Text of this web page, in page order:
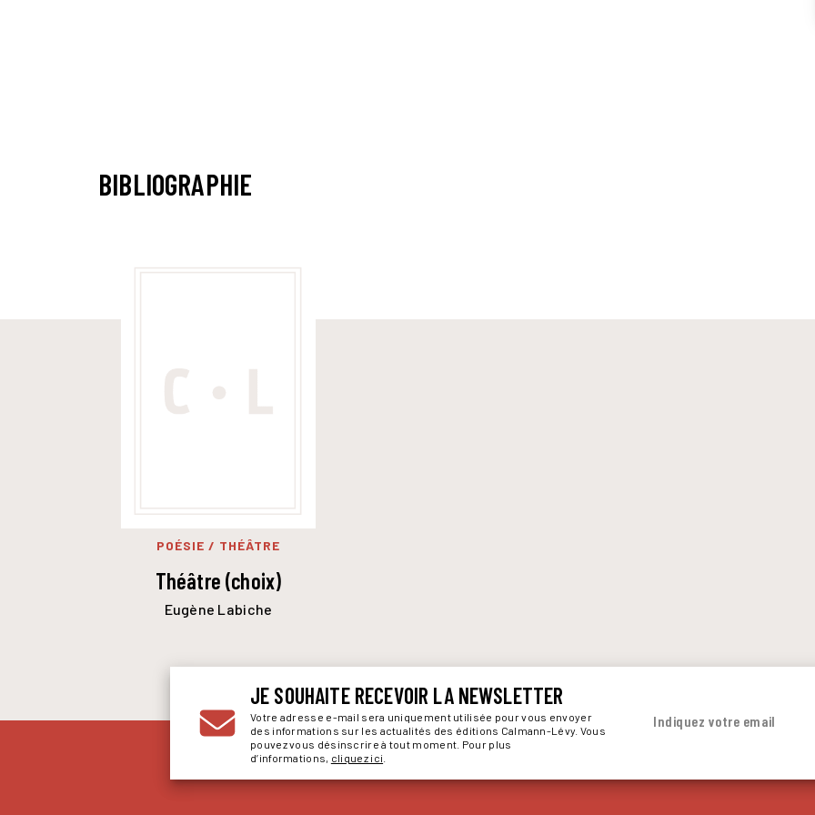
BIBLIOGRAPHIE
POÉSIE / THÉÂTRE
Théâtre (choix)
Eugène Labiche
JE SOUHAITE RECEVOIR LA NEWSLETTER
Votre adresse e-mail sera uniquement utilisée pour vous envoyer
des informations sur les actualités des éditions Calmann-Lévy. Vous
pouvez vous désinscrire à tout moment. Pour plus
d’informations, cliquez ici
Indiquez votre email